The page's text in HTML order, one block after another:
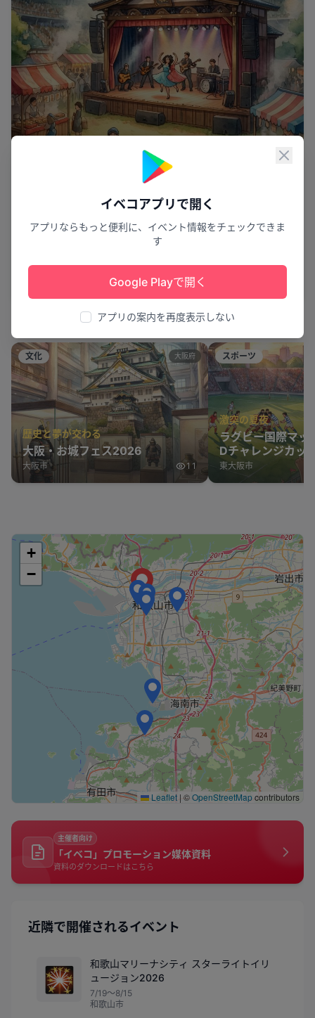
閉じ
イベコアプリで開く
アプリならもっと便利に、イベント情報をチェックできま
す
Google Playで開く
アプリの案内を再度表示しない
日高川町夏まつり2026
周辺のピックアップ
文化 大阪府
歴史と夢が交わる
大阪・お城フェス2026
大阪市 11
スポーツ
激突の夏夜
ラグビー国際マッ
Dチャレンジカッ
表 vs オーストラ
東大阪市
+
−
Leaflet | ©OpenStreetMapcontributors
主催者向け
「イベコ」プロモーション媒体資料
資料のダウンロードはこちら
近隣で開催されるイベント
🎇
和歌山マリーナシティ スターライトイリ
ュージョン2026
7/19〜8/15
和歌山市